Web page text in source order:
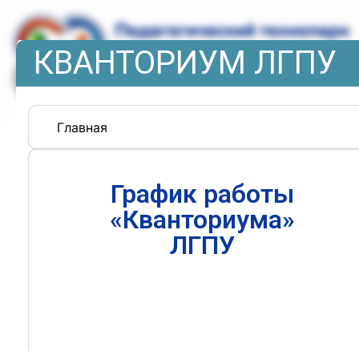
КВАНТОРИУМ ЛГПУ
Главная
График работы
«Кванториума»
ЛГПУ